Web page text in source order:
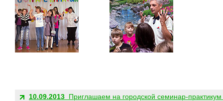
10.09.2013 Приглашаем на городской семинар-практикум